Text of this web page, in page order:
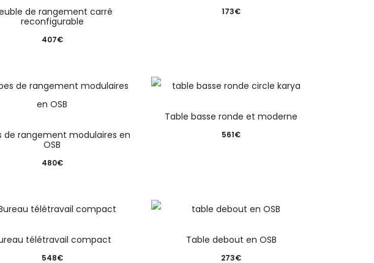
de rangement carré
reconfigurable
407€
173€
de rangement modulaires en
OSB
480€
Table basse ronde et moderne
561€
télétravail compact
548€
Table debout en OSB
273€